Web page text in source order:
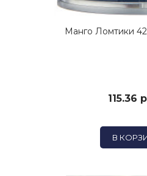
Манго Ломтики
115.36
В